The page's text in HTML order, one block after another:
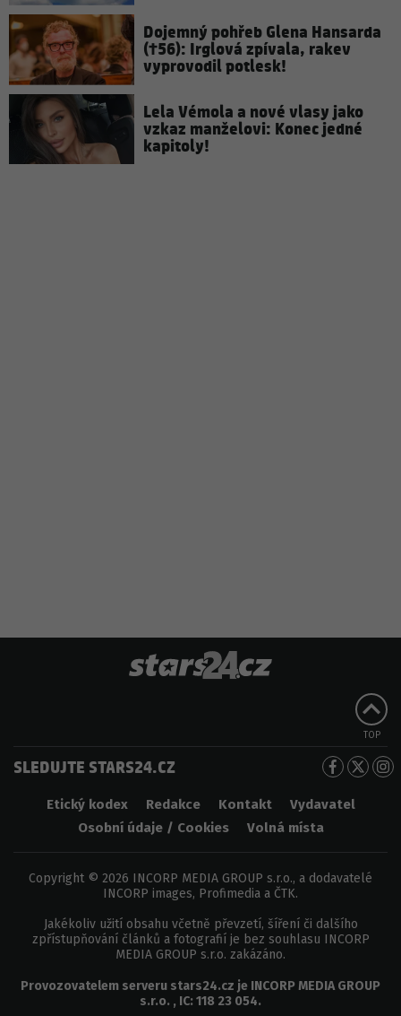
Dojemný pohřeb Glena Hansarda
(†56): Irglová zpívala, rakev
vyprovodil potlesk!
Lela Vémola a nové vlasy jako
vzkaz manželovi: Konec jedné
kapitoly!
TOP
SLEDUJTE STARS24.CZ
Etický kodex Redakce Kontakt
Vydavatel
Osobní údaje / Cookies
Volná místa
Copyright © 2026 INCORP MEDIA GROUP s.r.o., a dodavatelé
INCORP images, Profimedia a ČTK.
Jakékoliv užití obsahu včetně převzetí, šíření či dalšího
zpřístupňování článků a fotografií je bez souhlasu INCORP
MEDIA GROUP s.r.o. zakázáno.
Provozovatelem serveru stars24.cz je INCORP MEDIA GROUP
s.r.o. , IC: 118 23 054.